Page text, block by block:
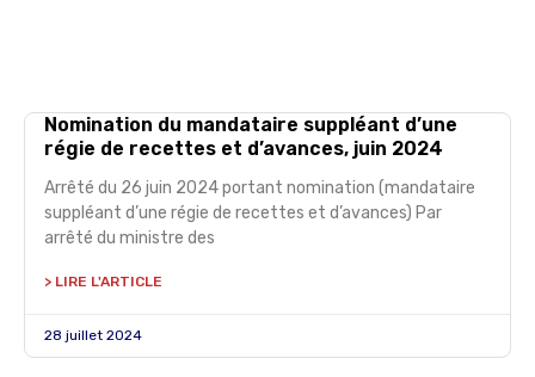
Nomination du mandataire suppléant d’une
régie de recettes et d’avances, juin 2024
Arrêté du 26 juin 2024 portant nomination (mandataire
suppléant d’une régie de recettes et d’avances) Par
arrêté du ministre des
> LIRE L'ARTICLE
28 juillet 2024